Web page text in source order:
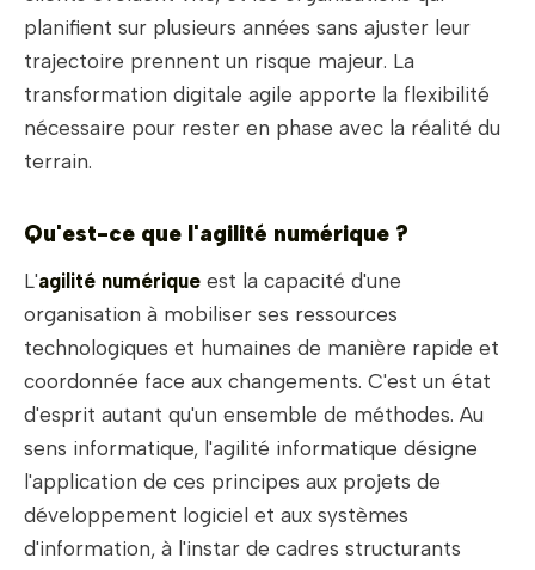
planifient sur plusieurs années sans ajuster leur
trajectoire prennent un risque majeur. La
transformation digitale agile apporte la flexibilité
nécessaire pour rester en phase avec la réalité du
terrain.
Qu'est-ce que l'agilité numérique ?
L'agilité numérique est la capacité d'une
organisation à mobiliser ses ressources
technologiques et humaines de manière rapide et
coordonnée face aux changements. C'est un état
d'esprit autant qu'un ensemble de méthodes. Au
sens informatique, l'agilité informatique désigne
l'application de ces principes aux projets de
développement logiciel et aux systèmes
d'information, à l'instar de cadres structurants